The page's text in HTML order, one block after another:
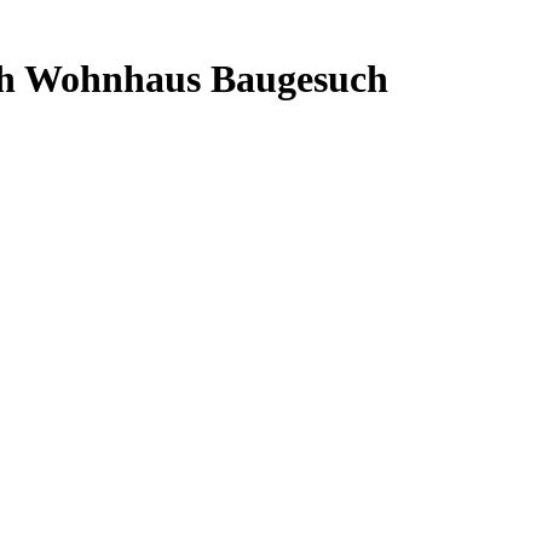
Wohnhaus Baugesuch